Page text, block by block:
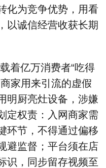
化为竞争优势，用看
以诚信经营收获长期
着亿万消费者“吃得
家用来引流的虚假
明厨亮灶设备，涉嫌
定权责：入网商家需
环节，不得通过偏移
避监督；平台须在店
识，同步留存视频至